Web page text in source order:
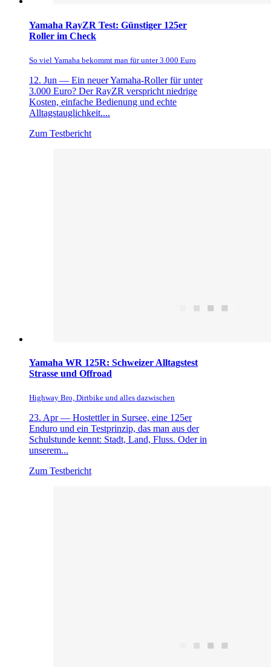
Yamaha RayZR Test: Günstiger 125er
Roller im Check
So viel Yamaha bekommt man für unter 3.000 Euro
12. Jun — Ein neuer Yamaha-Roller für unter
3.000 Euro? Der RayZR verspricht niedrige
Kosten, einfache Bedienung und echte
Alltagstauglichkeit....
Zum Testbericht
Yamaha WR 125R: Schweizer Alltagstest
Strasse und Offroad
Highway Bro, Dirtbike und alles dazwischen
23. Apr — Hostettler in Sursee, eine 125er
Enduro und ein Testprinzip, das man aus der
Schulstunde kennt: Stadt, Land, Fluss. Oder in
unserem...
Zum Testbericht